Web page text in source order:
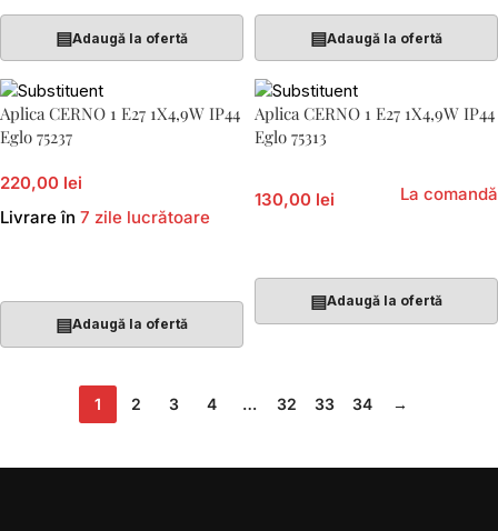
▤Adaugă la ofertă ▤Adaugă la ofertă
Aplica CERNO 1 E27 1X4,9W IP44
Eglo 75237
220,00 lei
Livrare în 7 zile lucrătoare
▤Adaugă la ofertă
Aplica CERNO 1 E27 1X4,9W IP44
Eglo 75313
130,00 lei La comandă
▤Adaugă la ofertă
1 2 3 4 … 32 33 34 →